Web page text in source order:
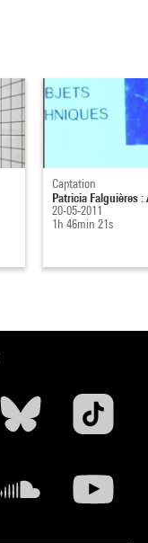
Captation
Patricia Falguières
20-05-2011
1h 46min 21s